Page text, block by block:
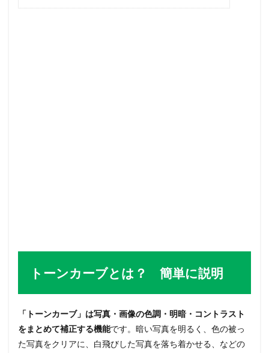
トーンカーブとは？ 簡単に説明
「トーンカーブ」は写真・画像の色調・明暗・コントラスト
をまとめて補正する機能です。暗い写真を明るく、色の被っ
た写真をクリアに、白飛びした写真を落ち着かせる、などの